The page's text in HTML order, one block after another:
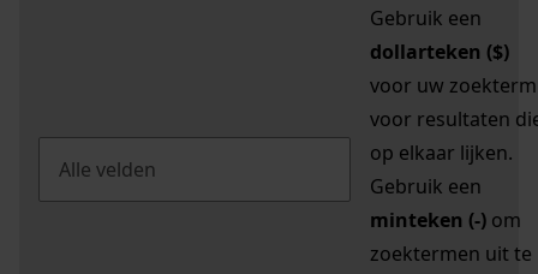
Gebruik een
dollarteken ($)
voor uw zoekterm
voor resultaten
op elkaar lijken.
Gebruik een
minteken (-) om
zoektermen uit te